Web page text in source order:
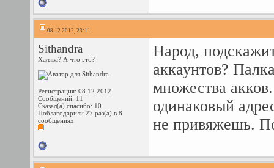
08.12.2012, 23:11
Sithandra
Халява? А что это?
Регистрация: 08.12.2012
Сообщений: 11
Сказал(а) спасибо: 10
Поблагодарили 27 раз(а) в 8
сообщениях
Народ,
аккаунтов?
множества
одинаковый
не привяжешь.